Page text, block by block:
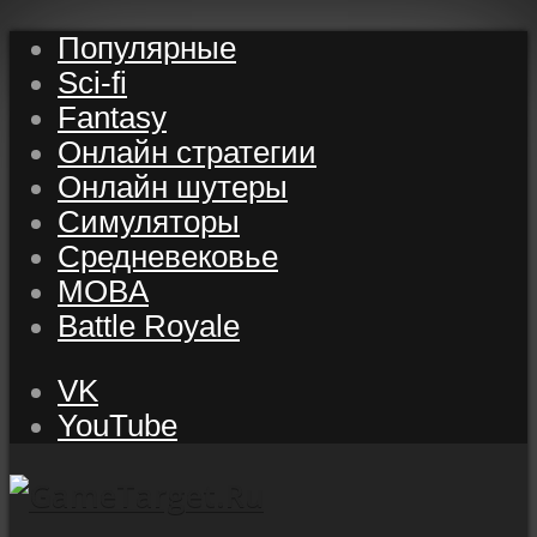
Популярные
Sci-fi
Fantasy
Онлайн стратегии
Онлайн шутеры
Симуляторы
Средневековье
MOBA
Battle Royale
VK
YouTube